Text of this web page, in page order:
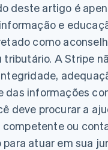
deste artigo é
e
como
tributário. A Stripe
das informações
deve procurar a
competente ou
atuar em sua
English
English